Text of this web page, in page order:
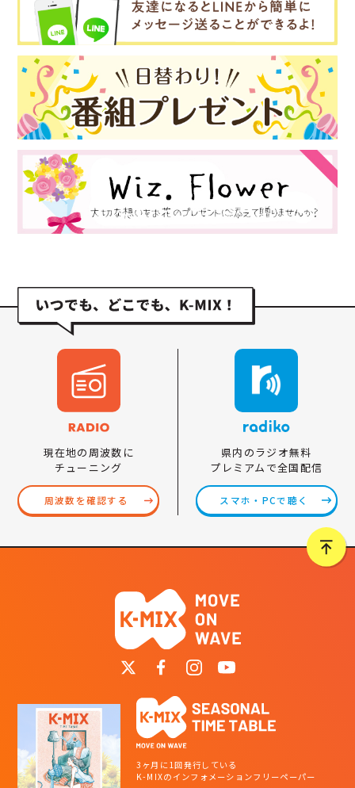
現在地の周波数に
チューニング
周波数を確認する
県内のラジオ無料
プレミアムで全国配信
スマホ・PCで聴く
3ヶ月に1回発行している
K-MIXのインフォメーションフリーペーパー